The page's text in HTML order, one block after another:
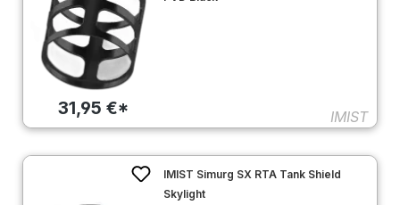
31,95 €* IMIST
IMIST Simurg SX RTA Tank Shield
Skylight